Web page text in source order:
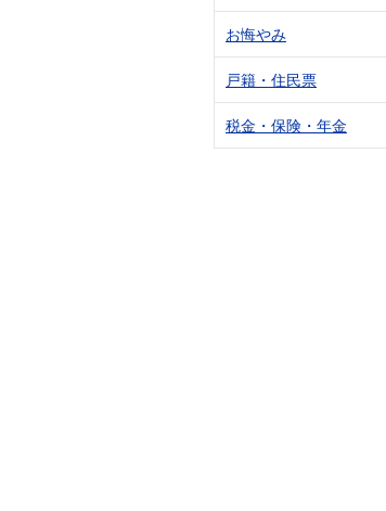
お悔やみ
戸籍・住民票
税金・保険・年金